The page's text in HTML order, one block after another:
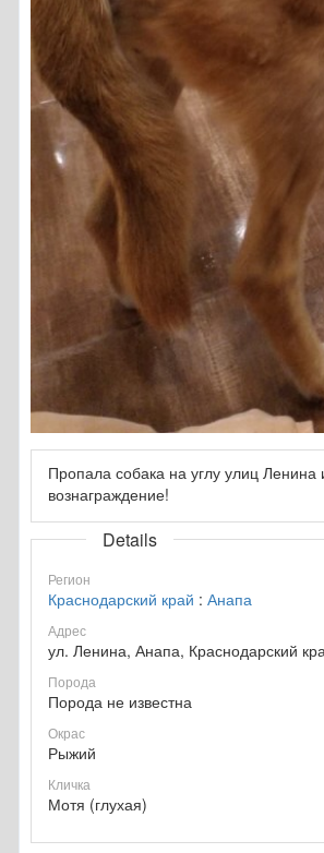
Пропала собака на углу улиц
вознаграждение!
Details
Регион
Краснодарский край : Анапа
Адрес
ул. Ленина, Анапа, Краснодарский
Порода
Порода не известна
Окрас
Рыжий
Кличка
Мотя (глухая)